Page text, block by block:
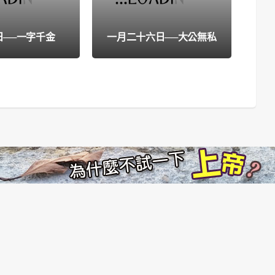
──一字千金 一月二十六日──大公無私